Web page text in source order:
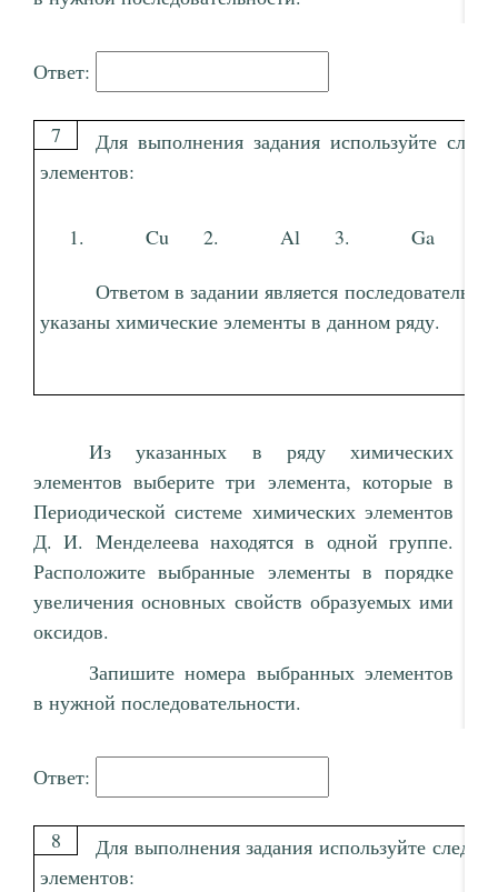
Ответ:
7
Для выполнения задания используйте
элементов:
Cu Al Ga
Ответом в задании является
указаны химические элементы в данном ряду.
Из указанных в ряду химических
элементов выберите три элемента, которые в
Периодической системе химических элементов
Д. И. Менделеева находятся в одной группе.
Расположите выбранные элементы в порядке
увеличения основных свойств образуемых ими
оксидов.
Запишите номера выбранных элементов
в нужной последовательности.
Ответ:
8
Для выполнения задания используйте
элементов: